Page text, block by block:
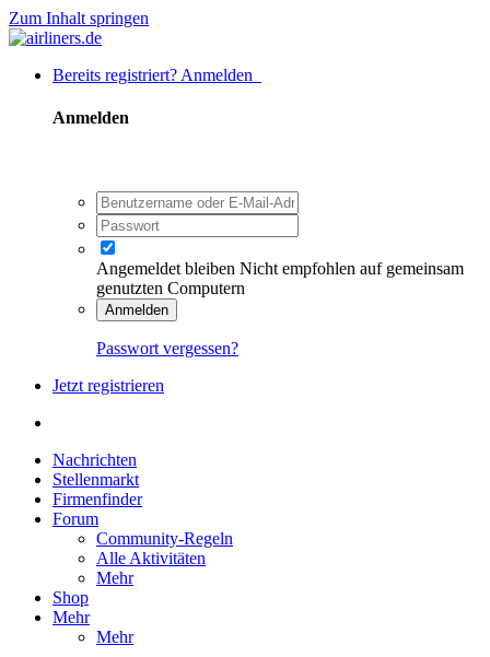
Zum Inhalt springen
Bereits registriert? Anmelden
Anmelden
Angemeldet bleiben Nicht empfohlen auf gemeinsam
genutzten Computern
Anmelden
Passwort vergessen?
Jetzt registrieren
Nachrichten
Stellenmarkt
Firmenfinder
Forum
Community-Regeln
Alle Aktivitäten
Mehr
Shop
Mehr
Mehr